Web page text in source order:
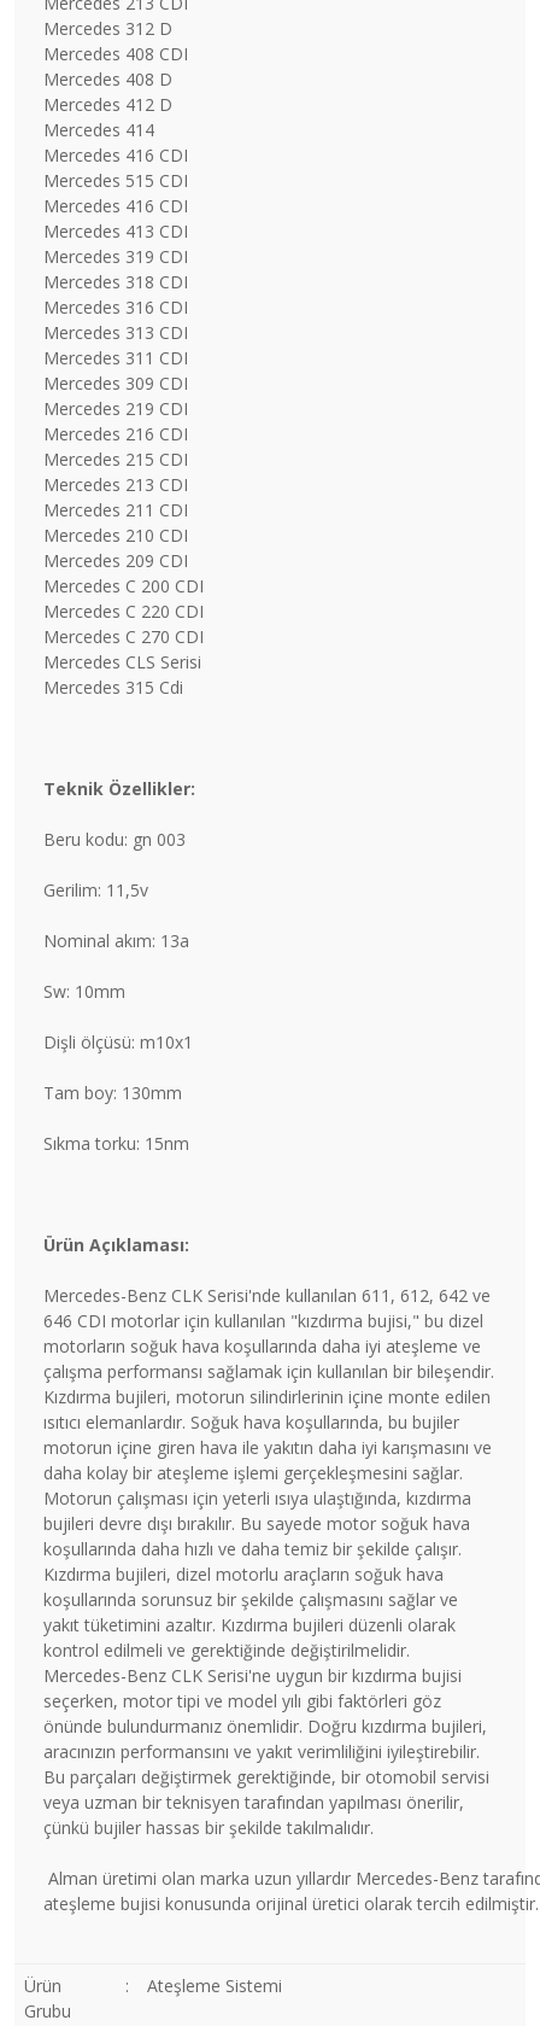
Mercedes 312 D
Mercedes 408 CDI
Mercedes 408 D
Mercedes 412 D
Mercedes 414
Mercedes 416 CDI
Mercedes 515 CDI
Mercedes 416 CDI
Mercedes 413 CDI
Mercedes 319 CDI
Mercedes 318 CDI
Mercedes 316 CDI
Mercedes 313 CDI
Mercedes 311 CDI
Mercedes 309 CDI
Mercedes 219 CDI
Mercedes 216 CDI
Mercedes 215 CDI
Mercedes 213 CDI
Mercedes 211 CDI
Mercedes 210 CDI
Mercedes 209 CDI
Mercedes C 200 CDI
Mercedes C 220 CDI
Mercedes C 270 CDI
Mercedes CLS Serisi
Mercedes 315 Cdi
Teknik Özellikler:
Beru kodu: gn 003
Gerilim: 11,5v
Nominal akım: 13a
Sw: 10mm
Dişli ölçüsü: m10x1
Tam boy: 130mm
Sıkma torku: 15nm
Ürün Açıklaması:
Mercedes-Benz CLK Serisi'nde kullanılan 611, 612, 642 ve
646 CDI motorlar için kullanılan "kızdırma bujisi," bu dizel
motorların soğuk hava koşullarında daha iyi ateşleme ve
çalışma performansı sağlamak için kullanılan bir bileşendir.
Kızdırma bujileri, motorun silindirlerinin içine monte edilen
ısıtıcı elemanlardır. Soğuk hava koşullarında, bu bujiler
motorun içine giren hava ile yakıtın daha iyi karışmasını ve
daha kolay bir ateşleme işlemi gerçekleşmesini sağlar.
Motorun çalışması için yeterli ısıya ulaştığında, kızdırma
bujileri devre dışı bırakılır. Bu sayede motor soğuk hava
koşullarında daha hızlı ve daha temiz bir şekilde çalışır.
Kızdırma bujileri, dizel motorlu araçların soğuk hava
koşullarında sorunsuz bir şekilde çalışmasını sağlar ve
yakıt tüketimini azaltır. Kızdırma bujileri düzenli olarak
kontrol edilmeli ve gerektiğinde değiştirilmelidir.
Mercedes-Benz CLK Serisi'ne uygun bir kızdırma bujisi
seçerken, motor tipi ve model yılı gibi faktörleri göz
önünde bulundurmanız önemlidir. Doğru kızdırma bujileri,
aracınızın performansını ve yakıt verimliliğini iyileştirebilir.
Bu parçaları değiştirmek gerektiğinde, bir otomobil servisi
veya uzman bir teknisyen tarafından yapılması önerilir,
çünkü bujiler hassas bir şekilde takılmalıdır.
Alman üretimi olan marka uzun yıllardır Mercedes-Benz
ateşleme bujisi konusunda orijinal üretici olarak tercih edilmiştir.
Ürün
Grubu
: Ateşleme Sistemi